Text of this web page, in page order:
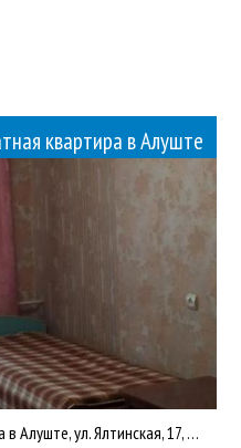
квартира в Алуште
Продается 1-комнатная квартира в Алуште, ул. Ялтинская, 17, район автовокзала. Дом палубного типа. 5/5, общ.пл...